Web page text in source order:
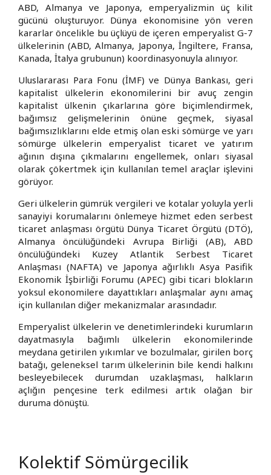
ABD, Almanya ve Japonya, emperyalizmin üç kilit
gücünü oluşturuyor. Dünya ekonomisine yön veren
kararlar öncelikle bu üçlüyü de içeren emperyalist G-7
ülkelerinin (ABD, Almanya, Japonya, İngiltere, Fransa,
Kanada, İtalya grubunun) koordinasyonuyla alınıyor.
Uluslararası Para Fonu (İMF) ve Dünya Bankası, geri
kapitalist ülkelerin ekonomilerini bir avuç zengin
kapitalist ülkenin çıkarlarına göre biçimlendirmek,
bağımsız gelişmelerinin önüne geçmek, siyasal
bağımsızlıklarını elde etmiş olan eski sömürge ve yarı
sömürge ülkelerin emperyalist ticaret ve yatırım
ağının dışına çıkmalarını engellemek, onları siyasal
olarak çökertmek için kullanılan temel araçlar işlevini
görüyor.
Geri ülkelerin gümrük vergileri ve kotalar yoluyla yerli
sanayiyi korumalarını önlemeye hizmet eden serbest
ticaret anlaşması örgütü Dünya Ticaret Örgütü (DTÖ),
Almanya öncülüğündeki Avrupa Birliği (AB), ABD
öncülüğündeki Kuzey Atlantik Serbest Ticaret
Anlaşması (NAFTA) ve Japonya ağırlıklı Asya Pasifik
Ekonomik İşbirliği Forumu (APEC) gibi ticari blokların
yoksul ekonomilere dayattıkları anlaşmalar aynı amaç
için kullanılan diğer mekanizmalar arasındadır.
Emperyalist ülkelerin ve denetimlerindeki kurumların
dayatmasıyla bağımlı ülkelerin ekonomilerinde
meydana getirilen yıkımlar ve bozulmalar, girilen borç
batağı, geleneksel tarım ülkelerinin bile kendi halkını
besleyebilecek durumdan uzaklaşması, halkların
açlığın pençesine terk edilmesi artık olağan bir
duruma dönüştü.
Kolektif Sömürgecilik